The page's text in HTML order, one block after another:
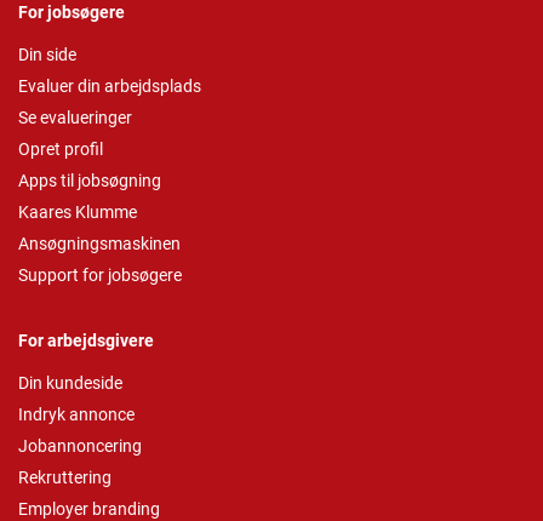
For jobsøgere
Din side
Evaluer din arbejdsplads
Se evalueringer
Opret profil
Apps til jobsøgning
Kaares Klumme
Ansøgningsmaskinen
Support for jobsøgere
For arbejdsgivere
Din kundeside
Indryk annonce
Jobannoncering
Rekruttering
Employer branding